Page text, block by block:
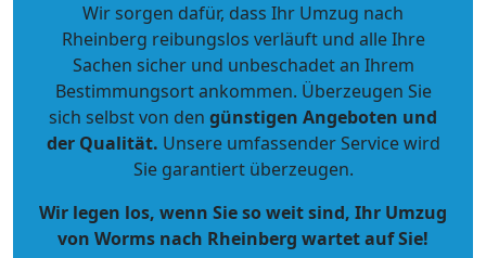
Wir sorgen dafür, dass Ihr Umzug nach
Rheinberg reibungslos verläuft und alle Ihre
Sachen sicher und unbeschadet an Ihrem
Bestimmungsort ankommen. Überzeugen Sie
sich selbst von den günstigen Angeboten und
der Qualität. Unsere umfassender Service wird
Sie garantiert überzeugen.
Wir legen los, wenn Sie so weit sind, Ihr Umzug
von Worms nach Rheinberg wartet auf Sie!